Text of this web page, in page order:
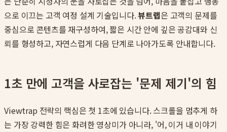
으로 이끄는 고객 여정 설계 기술입니다.뷰트랩은 고객의 문제를
중심으로 콘텐츠를 재구성하여, 짧은 시간 안에 깊은 공감대와 신
뢰를 형성하고, 자연스럽게 다음 단계로 나아가도록 안내합니다.
1초 만에 고객을 사로잡는 '문제 제기'의 힘
Viewtrap 전략의 핵심은 첫 1초에 있습니다. 스크롤을 멈추게 하
는 가장 강력한 힘은 화려한 영상미가 아니라, '어, 이거 내 이야기